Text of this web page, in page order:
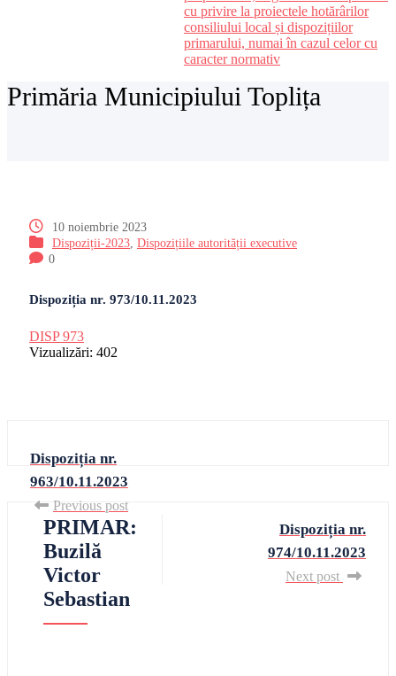
cu privire la proiectele hotărârilor
consiliului local și dispozițiilor
primarului, numai în cazul celor cu
caracter normativ
Primăria Municipiului Toplița
10 noiembrie 2023
Dispoziții-2023, Dispozițiile autorității executive
0
Dispoziția nr. 973/10.11.2023
DISP 973
Vizualizări: 402
Dispoziția nr.
963/10.11.2023
Previous post
Dispoziția nr.
974/10.11.2023
Next post
PRIMAR:
Buzilă
Victor
Sebastian